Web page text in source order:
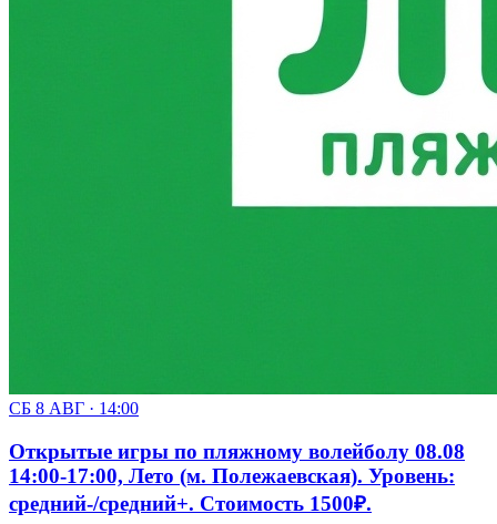
СБ 8 АВГ · 14:00
Открытые игры по пляжному волейболу 08.08
14:00-17:00, Лето (м. Полежаевская). Уровень:
средний-/средний+. Стоимость 1500₽.